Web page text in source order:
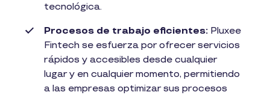
tecnológica.
Procesos de trabajo eficientes: Pluxee
Fintech se esfuerza por ofrecer servicios
rápidos y accesibles desde cualquier
lugar y en cualquier momento, permitiendo
a las empresas optimizar sus procesos